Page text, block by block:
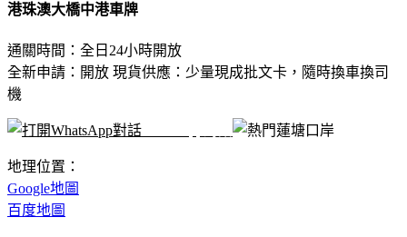
港珠澳大橋中港車牌
通關時間：全日24小時開放
全新申請：開放 現貨供應：少量現成批文卡，隨時換車換司
機
地理位置：
Google地圖
百度地圖